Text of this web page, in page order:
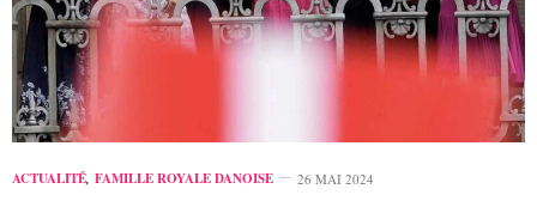
ACTUALITÉ, FAMILLE ROYALE DANOISE 26 MAI 2024